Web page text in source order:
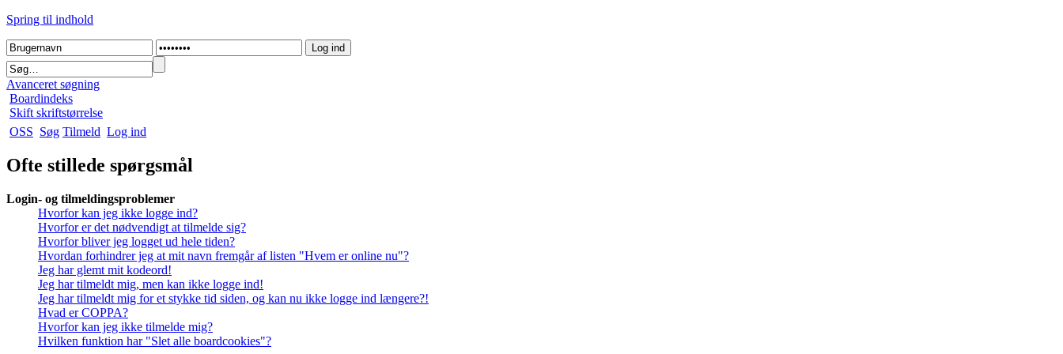
Spring til indhold
Avanceret søgning
Boardindeks
Skift skriftstørrelse
OSS Søg Tilmeld Log ind
Ofte stillede spørgsmål
Login- og tilmeldingsproblemer
Hvorfor kan jeg ikke logge ind?
Hvorfor er det nødvendigt at tilmelde sig?
Hvorfor bliver jeg logget ud hele tiden?
Hvordan forhindrer jeg at mit navn fremgår af listen "Hvem er online nu"?
Jeg har glemt mit kodeord!
Jeg har tilmeldt mig, men kan ikke logge ind!
Jeg har tilmeldt mig for et stykke tid siden, og kan nu ikke logge ind længere?!
Hvad er COPPA?
Hvorfor kan jeg ikke tilmelde mig?
Hvilken funktion har "Slet alle boardcookies"?